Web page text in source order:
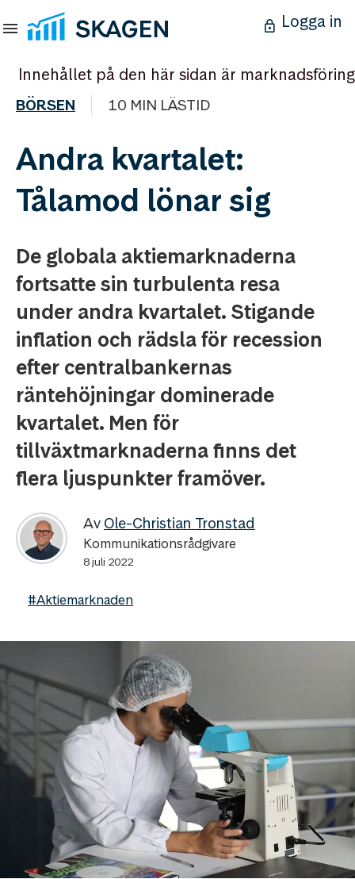
Logga in
Innehållet på den här sidan är marknadsföring
BÖRSEN 10 MIN LÄSTID
Andra kvartalet:
Tålamod lönar sig
De globala aktiemarknaderna
fortsatte sin turbulenta resa
under andra kvartalet. Stigande
inflation och rädsla för recession
efter centralbankernas
räntehöjningar dominerade
kvartalet. Men för
tillväxtmarknaderna finns det
flera ljuspunkter framöver.
Av Ole-Christian Tronstad
Kommunikationsrådgivare
8 juli 2022
#Aktiemarknaden